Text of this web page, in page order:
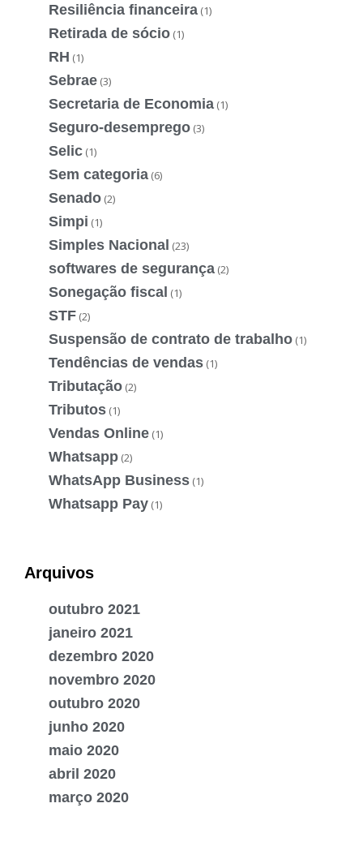
Resiliência financeira (1)
Retirada de sócio (1)
RH (1)
Sebrae (3)
Secretaria de Economia (1)
Seguro-desemprego (3)
Selic (1)
Sem categoria (6)
Senado (2)
Simpi (1)
Simples Nacional (23)
softwares de segurança (2)
Sonegação fiscal (1)
STF (2)
Suspensão de contrato de trabalho (1)
Tendências de vendas (1)
Tributação (2)
Tributos (1)
Vendas Online (1)
Whatsapp (2)
WhatsApp Business (1)
Whatsapp Pay (1)
Arquivos
outubro 2021
janeiro 2021
dezembro 2020
novembro 2020
outubro 2020
junho 2020
maio 2020
abril 2020
março 2020